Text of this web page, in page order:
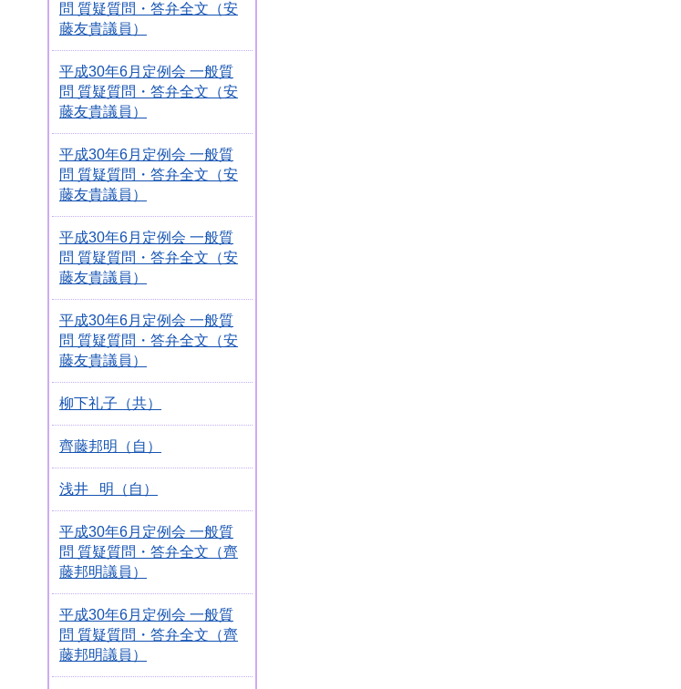
問 質疑質問・答弁全文（安
藤友貴議員）
平成30年6月定例会 一般質
問 質疑質問・答弁全文（安
藤友貴議員）
平成30年6月定例会 一般質
問 質疑質問・答弁全文（安
藤友貴議員）
平成30年6月定例会 一般質
問 質疑質問・答弁全文（安
藤友貴議員）
平成30年6月定例会 一般質
問 質疑質問・答弁全文（安
藤友貴議員）
柳下礼子（共）
齊藤邦明（自）
浅井 明（自）
平成30年6月定例会 一般質
問 質疑質問・答弁全文（齊
藤邦明議員）
平成30年6月定例会 一般質
問 質疑質問・答弁全文（齊
藤邦明議員）